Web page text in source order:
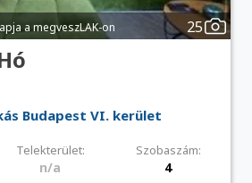
a megveszLAK-on 25
Budapest VI. kerület
Telekterület: Szobaszám:
n/a 4